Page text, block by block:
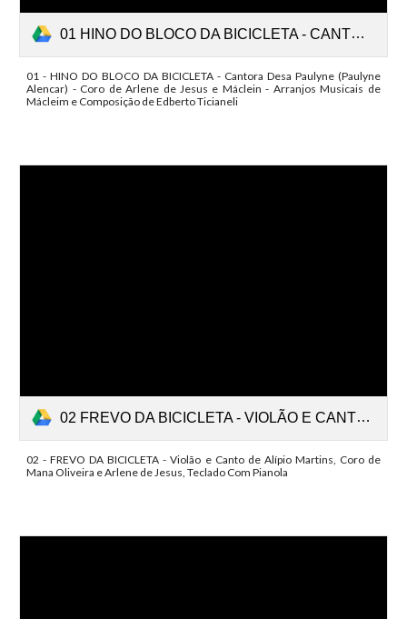
01 HINO DO BLOCO DA BICICLETA - CANTORA PAULYNE ALENCAR - CORO DE ARLENE DE JESUS E MÁCLEIN - ARRANJOS MUSICAIS DE MÁCLEIM - COMPOSIÇÃO DE EDBERTO TICIANELI (online-audio-converter.com).mp3
01 - HINO DO BLOCO DA BICICLETA - Cantora Desa Paulyne (Paulyne
Alencar) - Coro de Arlene de Jesus e Máclein - Arranjos Musicais de
Mácleim e Composição de Edberto Ticianeli
02 FREVO DA BICICLETA - VIOLÃO E CANTO ALÍPIO MARTINS - CORO MAGNA OLIVEIRA E ARLENE JESUS - TECLADO PIANOLA (online-audio-converter.com).mp3
02 - FREVO DA BICICLETA - Violão e Canto de Alípio Martins, Coro de
Mana Oliveira e Arlene de Jesus, Teclado Com Pianola